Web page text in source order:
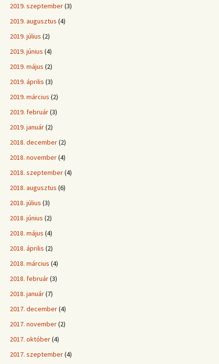
2019. szeptember(3)
2019. augusztus (4)
2019. július (2)
2019. június (4)
2019. május (2)
2019. április (3)
2019. március (2)
2019. február(3)
2019. január(2)
2018. december(2)
2018. november(4)
2018. szeptember(4)
2018. augusztus (6)
2018. július (3)
2018. június (2)
2018. május (4)
2018. április (2)
2018. március (4)
2018. február(3)
2018. január(7)
2017. december(4)
2017. november(2)
2017. október(4)
2017. szeptember(4)